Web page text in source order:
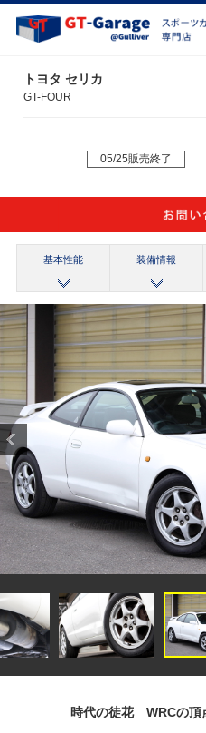
トヨタ セリカ
GT-FOUR
05/25販売終了
基本性能 装備情報
時代の徒花 WRCの頂